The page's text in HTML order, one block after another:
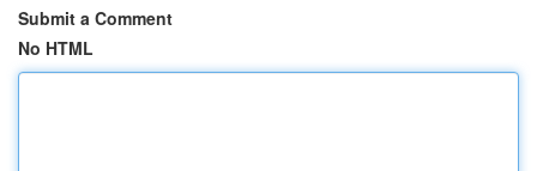
Submit a Comment
No HTML